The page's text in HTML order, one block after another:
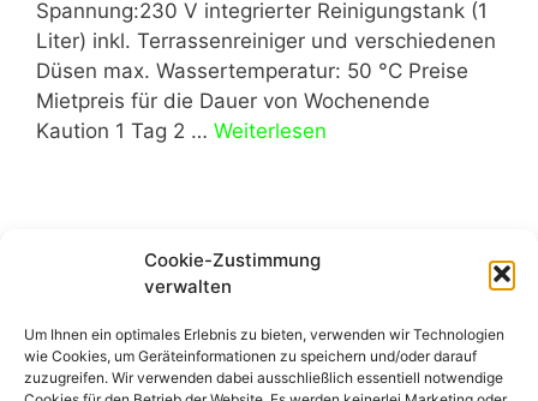
Cookie-Zustimmung
verwalten
Um Ihnen ein optimales Erlebnis zu bieten, verwenden wir Technologien
wie Cookies, um Geräteinformationen zu speichern und/oder darauf
zuzugreifen. Wir verwenden dabei ausschließlich essentiell notwendige
Spannung:230 V integrierter Reinigungstank (1
Liter) inkl. Terrassenreiniger und verschiedenen
Düsen max. Wassertemperatur: 50 °C Preise
Mietpreis für die Dauer von Wochenende
Kaution 1 Tag 2 … Weiterlesen
Weiter→